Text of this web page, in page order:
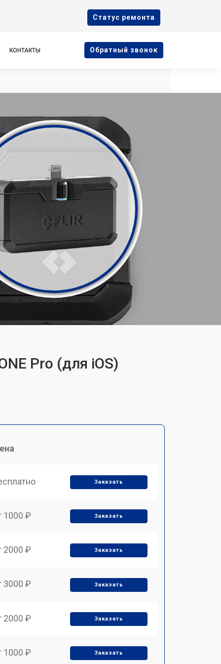
Cтатус ремонта
КОНТАКТЫ Oбратный звонок
Pro (для iOS)
Заказать
1000 ₽ Заказать
2000 ₽ Заказать
3000 ₽ Заказать
2000 ₽ Заказать
1000 ₽ Заказать